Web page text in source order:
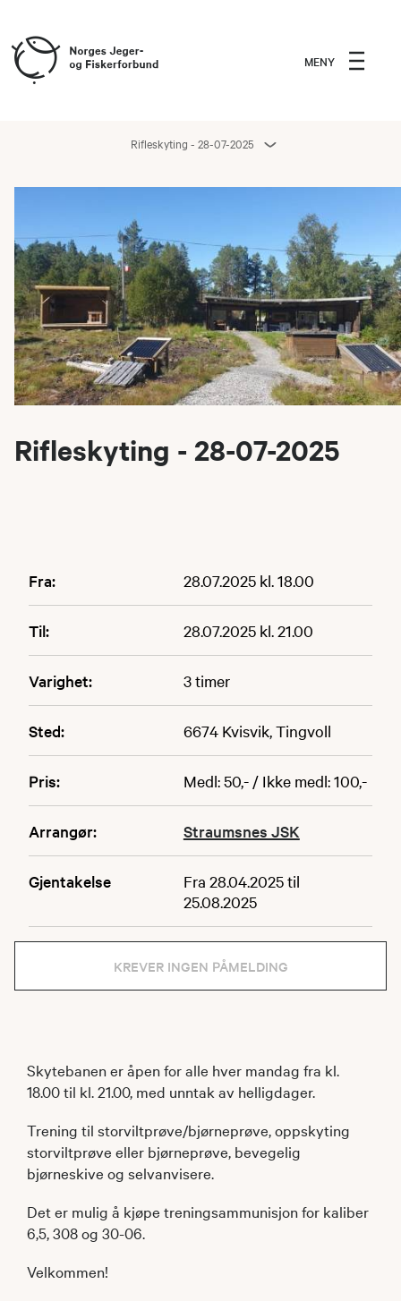
MENY
Rifleskyting - 28-07-2025
Rifleskyting - 28-07-2025
Fra: 28.07.2025 kl. 18.00
Til: 28.07.2025 kl. 21.00
Varighet: 3 timer
Sted: 6674 Kvisvik, Tingvoll
Pris: Medl: 50,- / Ikke medl: 100,-
Arrangør: Straumsnes JSK
Gjentakelse
Fra 28.04.2025 til
25.08.2025
KREVER INGEN PÅMELDING
Skytebanen er åpen for alle hver mandag fra kl.
18.00 til kl. 21.00, med unntak av helligdager.
Trening til storviltprøve/bjørneprøve, oppskyting
storviltprøve eller bjørneprøve, bevegelig
bjørneskive og selvanvisere.
Det er mulig å kjøpe treningsammunisjon for kaliber
6,5, 308 og 30-06.
Velkommen!